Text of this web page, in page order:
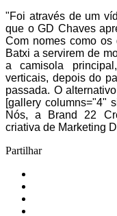
"Foi através de um
que o GD Chaves
Com nomes como
Batxi a servirem de
a camisola
verticais, depois do
passada. O
[gallery columns="4"
Nós, a Brand 22
criativa de Marketing
Partilhar